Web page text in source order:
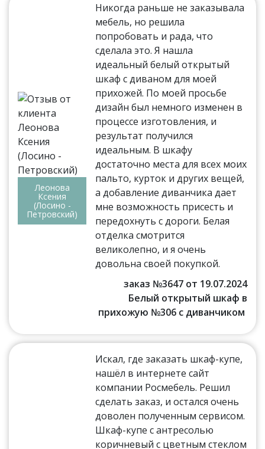
Леонова
Ксения
(Лосино -
Петровский)
Никогда раньше не заказывала
мебель, но решила
попробовать и рада, что
сделала это. Я нашла
идеальный белый открытый
шкаф с диваном для моей
прихожей. По моей просьбе
дизайн был немного изменен в
процессе изготовления, и
результат получился
идеальным. В шкафу
достаточно места для всех моих
пальто, курток и других вещей,
а добавление диванчика дает
мне возможность присесть и
передохнуть с дороги. Белая
отделка смотрится
великолепно, и я очень
довольна своей покупкой.
заказ №3647 от 19.07.2024
Белый открытый шкаф в
прихожую №306 с диванчиком
Искал, где заказать шкаф-купе,
нашёл в интернете сайт
компании Росмебель. Решил
сделать заказ, и остался очень
доволен полученным сервисом.
Шкаф-купе с антресолью
коричневый с цветным стеклом